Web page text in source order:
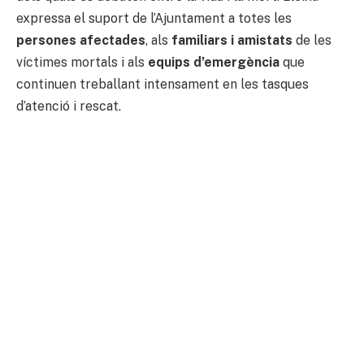
expressa el suport de l’Ajuntament a totes les
persones afectades, als familiars i amistats de les
víctimes mortals i als equips d’emergència que
continuen treballant intensament en les tasques
d’atenció i rescat.